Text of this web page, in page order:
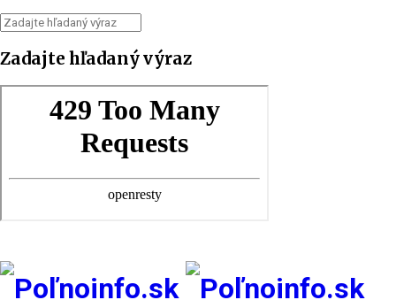
Zadajte hľadaný výraz